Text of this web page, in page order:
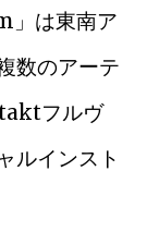
は東南ア
数のアーテ
フルヴ
ルインスト